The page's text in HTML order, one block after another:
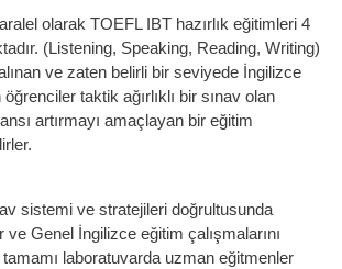
olarak TOEFL IBT hazırlık eğitimleri 4
(Listening, Speaking, Reading, Writing)
ve zaten belirli bir seviyede İngilizce
taktik ağırlıklı bir sınav olan
artırmayı amaçlayan bir eğitim
sistemi ve stratejileri doğrultusunda
Genel İngilizce eğitim çalışmalarını
laboratuvarda uzman eğitmenler